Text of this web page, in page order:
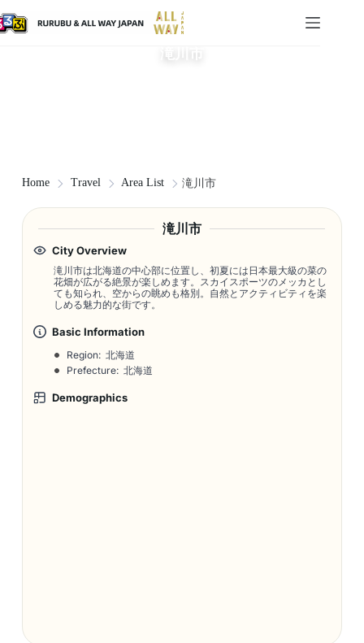
Home Travel Area List 滝川市
滝川市
City Overview
滝川市は北海道の中心部に位置し、初夏には日本最大級の菜の
花畑が広がる絶景が楽しめます。スカイスポーツのメッカとし
ても知られ、空からの眺めも格別。自然とアクティビティを楽
しめる魅力的な街です。
Basic Information
Region: 北海道
Prefecture: 北海道
Demographics